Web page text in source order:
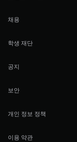
채용
학생 재단
공지
보안
개인 정보 정책
이용 약관